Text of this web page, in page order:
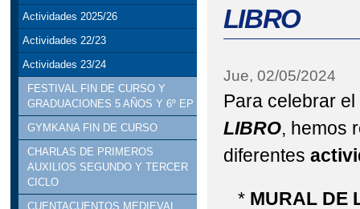
Actividades 2025/26
Actividades 22/23
Actividades 23/24
FESTIVAL FIN DE CURSO Y
GRADUACIONES 5 AÑOS Y 6º EP
GYMKANA FIN DE CURSO
CHARLAS DE PRIMEROS
AUXILIOS SEGUNDO Y TERCER
CICLO
CUENTACUENTOS MEDIEVAL
LIBRO
Jue, 02/05/2024
Para celebrar
LIBRO, hemos
diferentes
*MURAL DE